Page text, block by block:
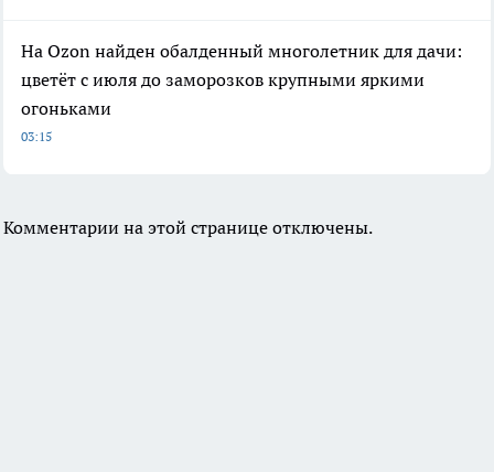
На Ozon найден обалденный многолетник для дачи:
цветёт с июля до заморозков крупными яркими
огоньками
03:15
Комментарии на этой странице отключены.